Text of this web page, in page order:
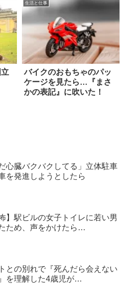
生活と仕事
バイクのおもちゃのパッ
ケージを見たら…『まさ
かの表記』に吹いた！
だ心臓バクバクしてる」立体駐車
を発進しようとしたら
怖】駅ビルの女子トイレに若い男
ため、声をかけたら…
との別れで『死んだら会えない
を理解した4歳児が…